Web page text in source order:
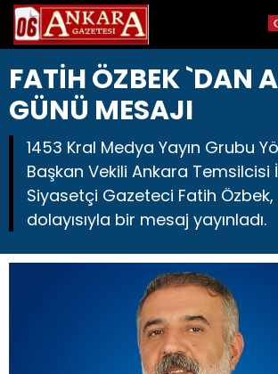
FATİH ÖZBEK `DAN
GÜNÜ MESAJI
1453 Kral Medya Yayın Grubu
Başkan Vekili Ankara Temsilcisi
Siyasetçi Gazeteci Fatih
dolayısıyla bir mesaj yayınladı.